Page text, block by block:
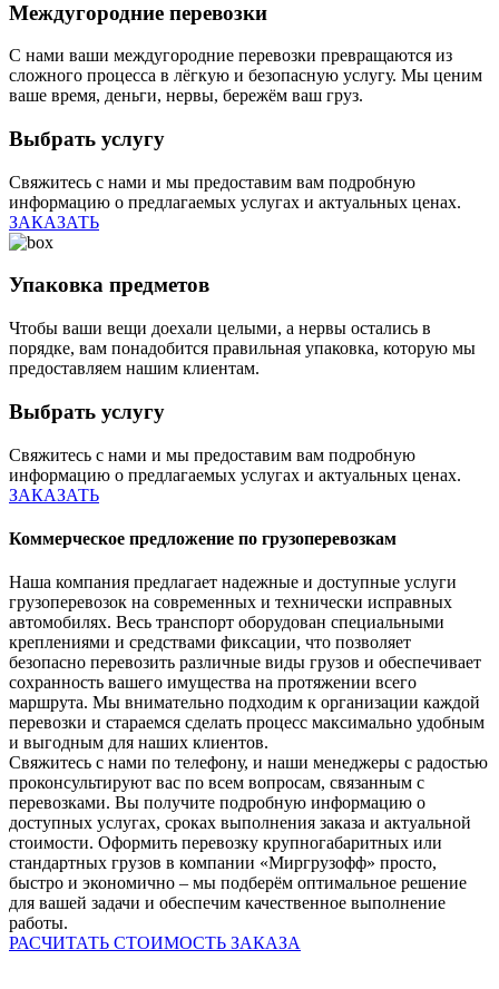
Междугородние перевозки
С нами ваши междугородние перевозки превращаются из
сложного процесса в лёгкую и безопасную услугу. Мы ценим
ваше время, деньги, нервы, бережём ваш груз.
Выбрать услугу
Свяжитесь с нами и мы предоставим вам подробную
информацию о предлагаемых услугах и актуальных ценах.
ЗАКАЗАТЬ
Упаковка предметов
Чтобы ваши вещи доехали целыми, а нервы остались в
порядке, вам понадобится правильная упаковка, которую мы
предоставляем нашим клиентам.
Выбрать услугу
Свяжитесь с нами и мы предоставим вам подробную
информацию о предлагаемых услугах и актуальных ценах.
ЗАКАЗАТЬ
Коммерческое предложение по грузоперевозкам
Наша компания предлагает надежные и доступные услуги
грузоперевозок на современных и технически исправных
автомобилях. Весь транспорт оборудован специальными
креплениями и средствами фиксации, что позволяет
безопасно перевозить различные виды грузов и обеспечивает
сохранность вашего имущества на протяжении всего
маршрута. Мы внимательно подходим к организации каждой
перевозки и стараемся сделать процесс максимально удобным
и выгодным для наших клиентов.
Свяжитесь с нами по телефону, и наши менеджеры с радостью
проконсультируют вас по всем вопросам, связанным с
перевозками. Вы получите подробную информацию о
доступных услугах, сроках выполнения заказа и актуальной
стоимости. Оформить перевозку крупногабаритных или
стандартных грузов в компании «Миргрузофф» просто,
быстро и экономично ‒ мы подберём оптимальное решение
для вашей задачи и обеспечим качественное выполнение
работы.
РАСЧИТАТЬ СТОИМОСТЬ ЗАКАЗА